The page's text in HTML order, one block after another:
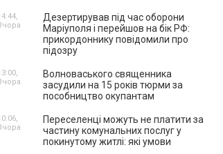
Дезертирував під час оборони
Маріуполя і перейшов на бік РФ:
прикордоннику повідомили про
підозру
Волноваського священника
засудили на 15 років тюрми за
пособництво окупантам
Переселенці можуть не платити за
частину комунальних послуг у
покинутому житлі: які умови